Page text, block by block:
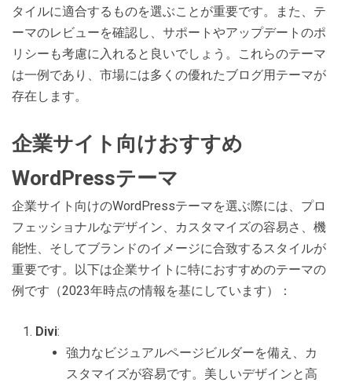
タイルに適合するものを選ぶことが重要です。また、テ
ーマのレビューを確認し、サポートやアップデートのポ
リシーも考慮に入れると良いでしょう。これらのテーマ
は一例であり、市場には多くの優れたブログ用テーマが
存在します。
企業サイト向けおすすめ
WordPressテーマ
企業サイト向けのWordPressテーマを選ぶ際には、プロ
フェッショナルなデザイン、カスタマイズの容易さ、機
能性、そしてブランドのイメージに合致するスタイルが
重要です。以下は企業サイトに特におすすめのテーマの
例です（2023年時点の情報を基にしています）：
Divi:
強力なビジュアルページビルダーを備え、カ
スタマイズが容易です。美しいデザインと高